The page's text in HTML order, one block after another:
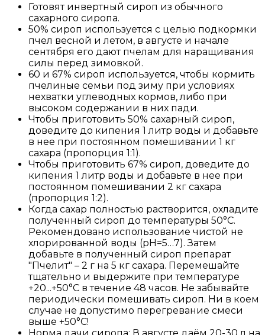
Готовят инвертный сироп из обычного
сахарного сиропа.
50% сироп используется с целью подкормки
пчел весной и летом, в августе и начале
сентября его дают пчелам для наращивания
силы перед зимовкой.
60 и 67% сироп используется, чтобы кормить
пчелиные семьи под зиму при условиях
нехватки углеводных кормов, либо при
высоком содержании в них пади.
Чтобы приготовить 50% сахарный сироп,
доведите до кипения 1 литр воды и добавьте
в нее при постоянном помешивании 1 кг
сахара (пропорция 1:1).
Чтобы приготовить 67% сироп, доведите до
кипения 1 литр воды и добавьте в нее при
постоянном помешивании 2 кг сахара
(пропорция 1:2).
Когда сахар полностью растворится, охладите
полученный сироп до температуры 50°С.
Рекомендовано использование чистой не
хлорированной воды (рН=5…7). Затем
добавьте в полученный сироп препарат
"Пчелит" – 2 г на 5 кг сахара. Перемешайте
тщательно и выдержите при температуре
+20...+50°С в течение 48 часов. Не забывайте
периодически помешивать сироп. Ни в коем
случае не допустимо перегревание смеси
выше +50°С!
Норма дачи сиропа: В августе даём 20-30 л на